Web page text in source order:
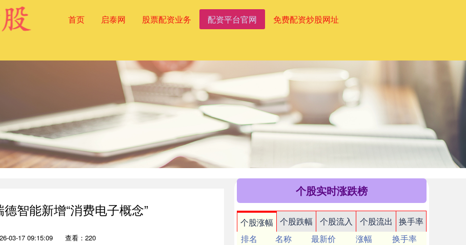
首页 启泰网 股票配资业务 配资平台官网 免费配资炒股网址
智能新增“消费电子概念”
03-17 09:15:09 查看：220
个股实时涨跌榜
个股涨幅 个股跌幅 个股流入 个股流出
换手率
排名
名称 最新价 涨幅
换手率